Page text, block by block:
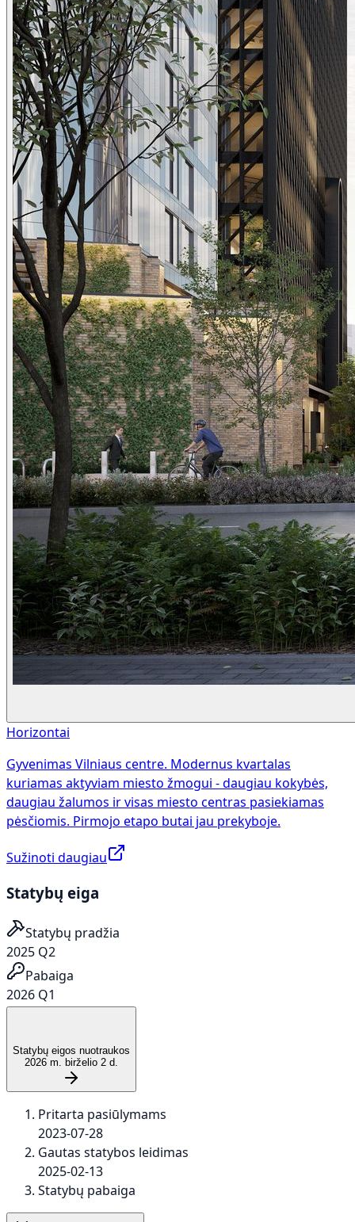
Horizontai
Gyvenimas Vilniaus centre. Modernus kvartalas
kuriamas aktyviam miesto žmogui - daugiau kokybės,
daugiau žalumos ir visas miesto centras pasiekiamas
pėsčiomis. Pirmojo etapo butai jau prekyboje.
Sužinoti daugiau
Statybų eiga
Statybų pradžia
2025 Q2
Pabaiga
2026 Q1
Statybų eigos nuotraukos
2026 m. birželio 2 d.
Pritarta pasiūlymams
2023-07-28
Gautas statybos leidimas
2025-02-13
Statybų pabaiga